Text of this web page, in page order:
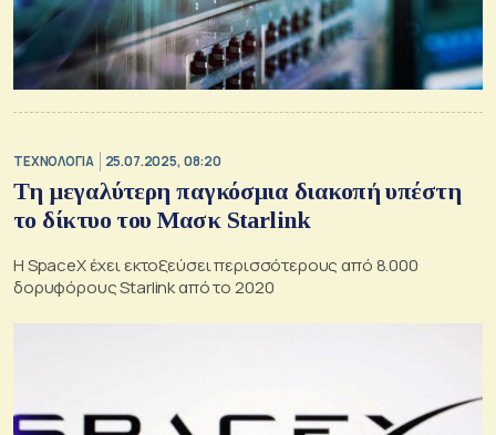
ΤΕΧΝΟΛΟΓΙΑ 25.07.2025, 08:20
Tη μεγαλύτερη παγκόσμια διακοπή υπέστη
το δίκτυο του Μασκ Starlink
Η SpaceX έχει εκτοξεύσει περισσότερους από 8.000
δορυφόρους Starlink από το 2020